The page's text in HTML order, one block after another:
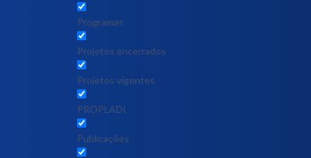
Programas
Projetos encerrados
Projetos vigentes
PROPLADI
Publicações